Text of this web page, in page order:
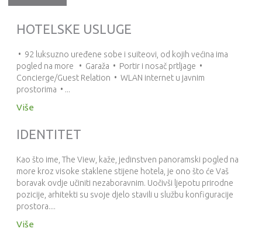
HOTELSKE USLUGE
• 92 luksuzno uređene sobe i suiteovi, od kojih većina ima
pogled na more • Garaža • Portir i nosač prtljage •
Concierge/Guest Relation • WLAN internet u javnim
prostorima • ...
Više
IDENTITET
Kao što ime, The View, kaže, jedinstven panoramski pogled na
more kroz visoke staklene stijene hotela, je ono što će Vaš
boravak ovdje učiniti nezaboravnim. Uočivši ljepotu prirodne
pozicije, arhitekti su svoje djelo stavili u službu konfiguracije
prostora....
Više